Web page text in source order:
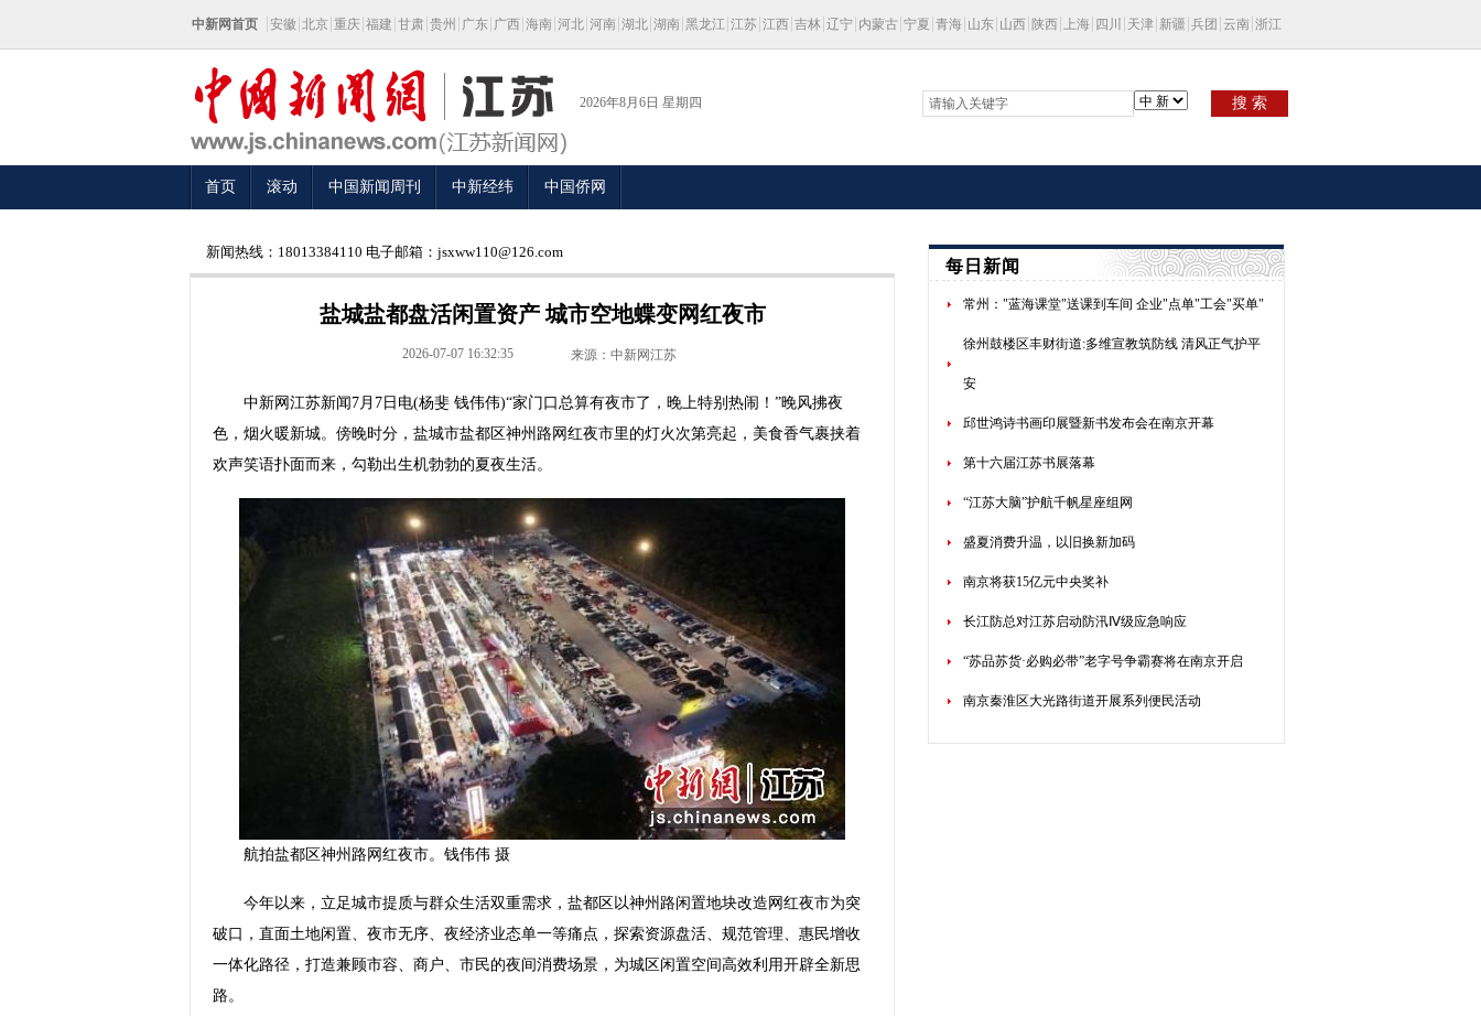
中新网首页 安徽 北京 重庆 福建 甘肃 贵州 广东 广西 海南 河北 河南 湖北 湖南 黑龙江 江苏 江西 吉林 辽宁 内蒙古 宁夏 青海 山东 山西 陕西 上海 四川 天津 新疆 兵团 云南 浙江
2026年8月6日 星期四 搜 索
首页 滚动 中国新闻周刊 中新经纬 中国侨网
新闻热线：18013384110 电子邮箱：jsxww110@126.com
盐城盐都盘活闲置资产 城市空地蝶变网红夜市
2026-07-07 16:32:35 来源：中新网江苏
中新网江苏新闻7月7日电(杨斐 钱伟伟)“家门口总算有夜市了，晚上特别热闹！”晚风拂夜
色，烟火暖新城。傍晚时分，盐城市盐都区神州路网红夜市里的灯火次第亮起，美食香气裹挟着
欢声笑语扑面而来，勾勒出生机勃勃的夏夜生活。
航拍盐都区神州路网红夜市。钱伟伟 摄
今年以来，立足城市提质与群众生活双重需求，盐都区以神州路闲置地块改造网红夜市为突
破口，直面土地闲置、夜市无序、夜经济业态单一等痛点，探索资源盘活、规范管理、惠民增收
一体化路径，打造兼顾市容、商户、市民的夜间消费场景，为城区闲置空间高效利用开辟全新思
路。
每日新闻
常州："蓝海课堂"送课到车间 企业"点单"工会"买单"
徐州鼓楼区丰财街道:多维宣教筑防线 清风正气护平
安
邱世鸿诗书画印展暨新书发布会在南京开幕
第十六届江苏书展落幕
“江苏大脑”护航千帆星座组网
盛夏消费升温，以旧换新加码
南京将获15亿元中央奖补
长江防总对江苏启动防汛Ⅳ级应急响应
“苏品苏货·必购必带”老字号争霸赛将在南京开启
南京秦淮区大光路街道开展系列便民活动